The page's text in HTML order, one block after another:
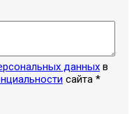
данных в
сайта *